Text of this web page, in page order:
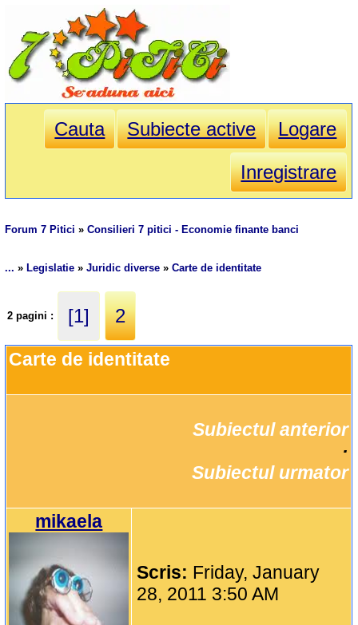
Cauta Subiecte active
Logare
Inregistrare
Forum 7 Pitici »Consilieri 7 pitici - Economie finante banci
... » Legislatie »Juridic diverse »Carte de identitate
2 pagini : [1] 2
Carte de identitate
Subiectul anterior
Subiectul urmator
mikaela
Scris: Friday, January
28, 2011 3:50 AM